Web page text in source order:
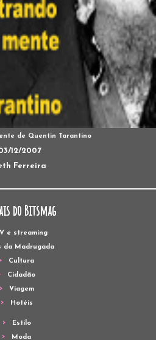
de Quentin Tarantino
12/2007
Ferreira
do Bitsmag
e streaming
da Madrugada
Cultura
Cidadão
Viagem
Hotéis
Estilo
Moda